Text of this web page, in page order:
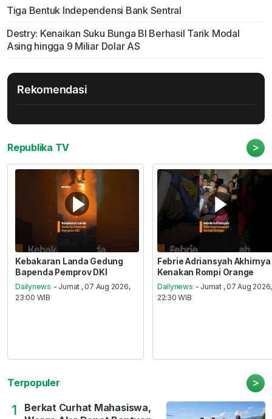
Tiga Bentuk Independensi Bank Sentral
Destry: Kenaikan Suku Bunga BI Berhasil Tarik Modal
Asing hingga 9 Miliar Dolar AS
Rekomendasi
Republika TV >
Kebakaran Landa Gedung
Bapenda Pemprov DKI
Dailynews - Jumat , 07 Aug 2026,
23:00 WIB
Febrie Adriansyah Akhirnya
Kenakan Rompi Orange
Dailynews - Jumat , 07 Aug 2026,
22:30 WIB
Terpopuler >
1
Berkat Curhat Mahasiswa,